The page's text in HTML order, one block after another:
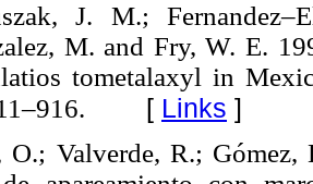
J. M.;
M. and Fry, W. E.
tometalaxyl in
[ Links ]
O.; Valverde, R.;